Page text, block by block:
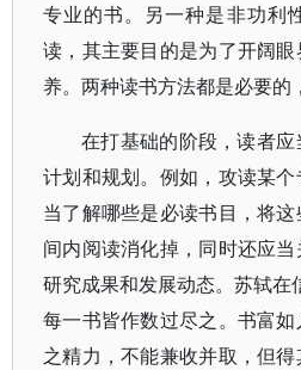
专业的书。另一种是非功利
读，其主要目的是为了开阔
养。两种读书方法都是必要的
在打基础的阶段，读者
计划和规划。例如，攻读某
当了解哪些是必读书目，将
间内阅读消化掉，同时还应
研究成果和发展动态。苏轼在
每一书皆作数过尽之。书富
之精力，不能兼收并取，但